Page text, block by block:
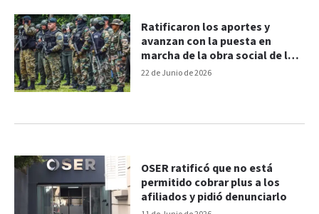
22 de Junio de 2026
Ratificaron los aportes y
avanzan con la puesta en
marcha de la obra social de las
fuerzas federales
OSER ratificó que no está
permitido cobrar plus a los
afiliados y pidió denunciarlo